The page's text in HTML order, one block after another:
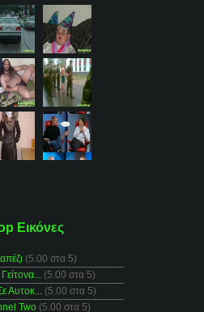
Εικόνες
(5.00 στα 5)
(5.00 στα 5)
Αυτοκ... (5.00 στα 5)
Two (5.00 στα 5)